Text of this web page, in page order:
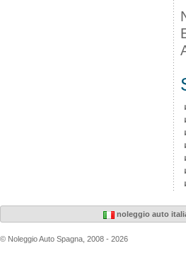
noleggio auto
© Noleggio Auto Spagna, 2008 - 2026